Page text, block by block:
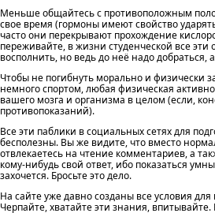
Меньше общайтесь с противоположным
свое время (гормоны имеют свойство
часто они перекрывают прохождение
переживайте, в жизни студенческой все эти
восполнить, но ведь до неё надо добраться,
Чтобы не погибнуть морально и физически
немного спортом, любая физическая
вашего мозга и организма в целом (если,
противопоказаний).
Все эти паблики в социальных сетях для
бесполезны. Вы же видите, что вместо
отвлекаетесь на чтение комментариев, а
кому-нибудь свой ответ, ибо показаться
захочется. Бросьте это дело.
На сайте уже давно созданы все условия
Черпайте, хватайте эти знания, впитывайте.